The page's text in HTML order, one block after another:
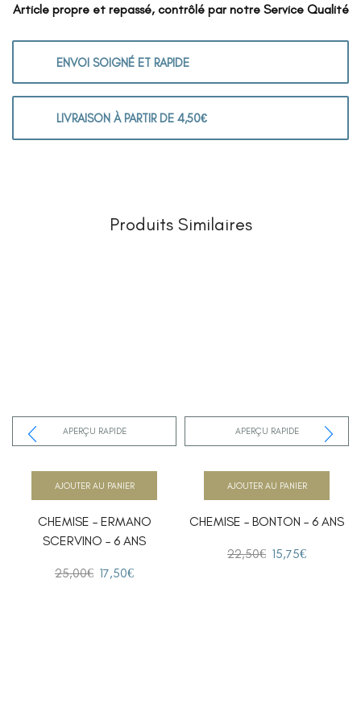
Article propre et repassé, contrôlé par notre Service Qualité
ENVOI SOIGNÉ ET RAPIDE
LIVRAISON À PARTIR DE 4,50€
Produits Similaires
APERÇU RAPIDE
CHEMISE – ERMANO
SCERVINO – 6 ANS
25,00€ 17,50€
AJOUTER AU PANIER
APERÇU RAPIDE
CHEMISE – BONTON – 6 ANS
22,50€ 15,75€
AJOUTER AU PANIER